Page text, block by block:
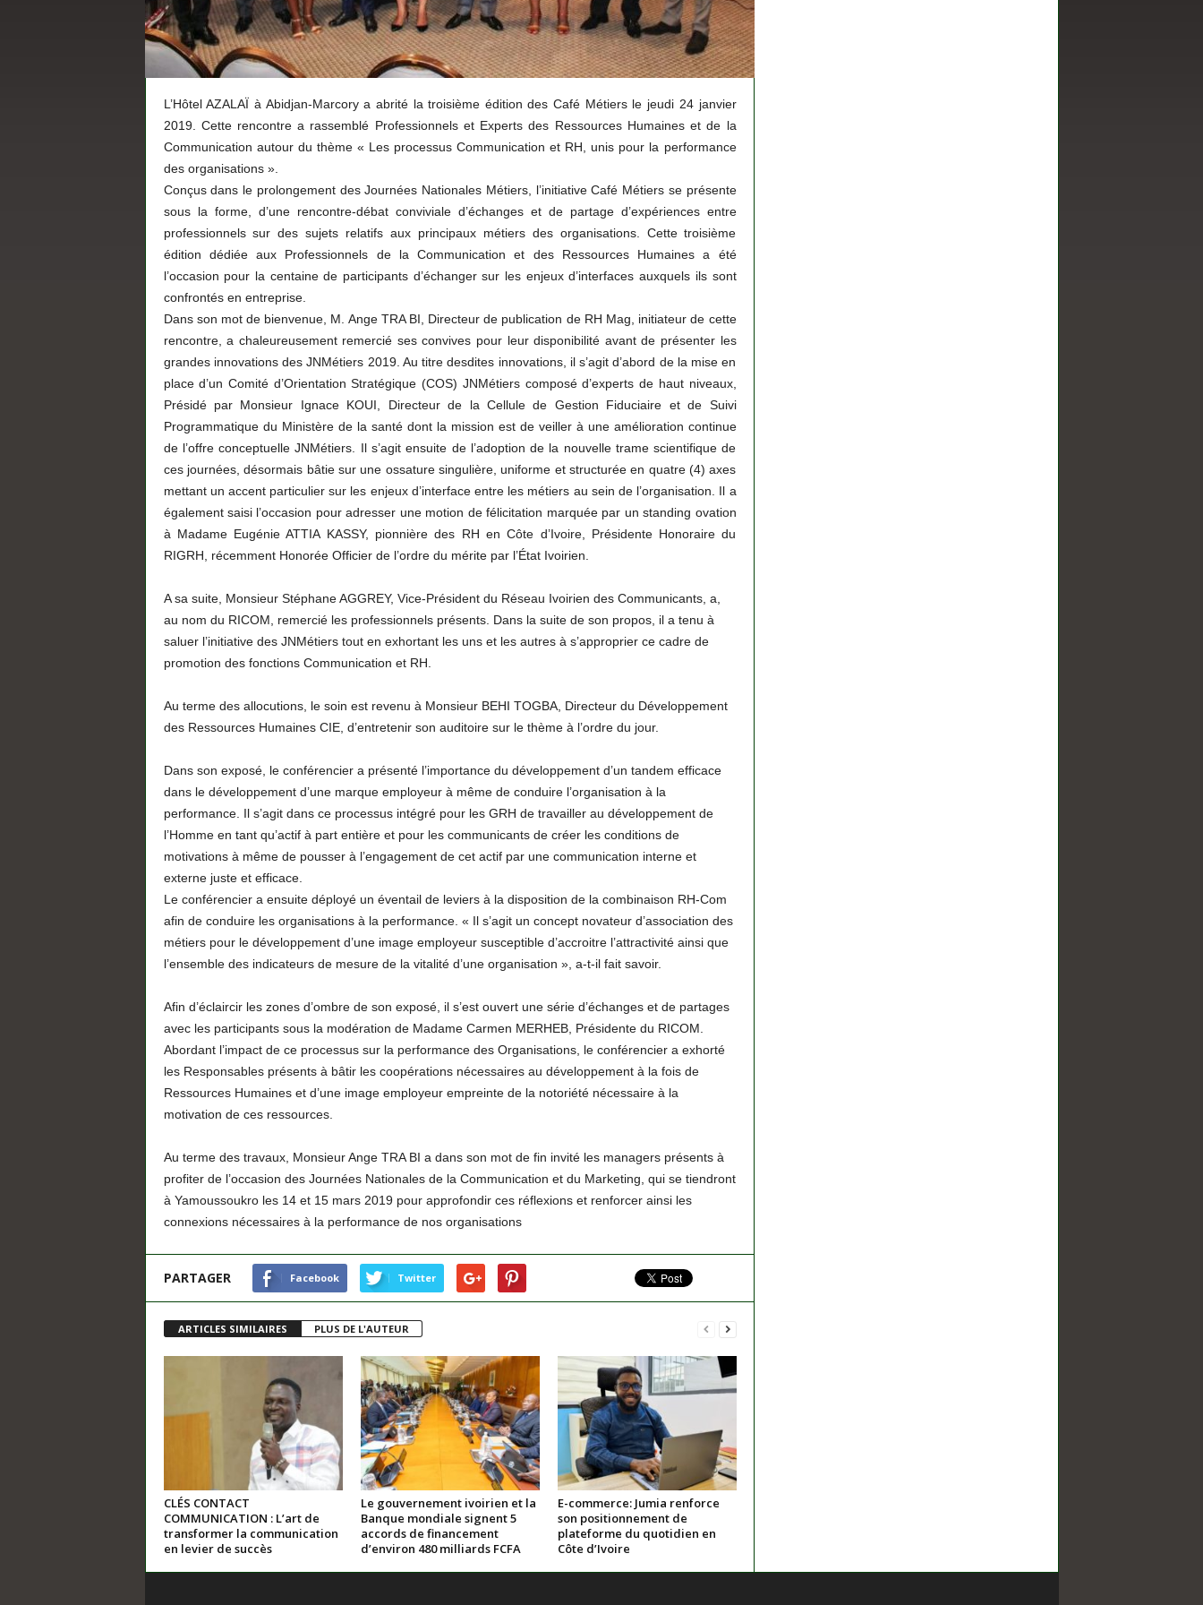
L’Hôtel AZALAÏ à Abidjan-Marcory a abrité la troisième édition des Café Métiers le jeudi 24 janvier
2019. Cette rencontre a rassemblé Professionnels et Experts des Ressources Humaines et de la
Communication autour du thème « Les processus Communication et RH, unis pour la performance
des organisations ».
Conçus dans le prolongement des Journées Nationales Métiers, l’initiative Café Métiers se présente
sous la forme, d’une rencontre-débat conviviale d’échanges et de partage d’expériences entre
professionnels sur des sujets relatifs aux principaux métiers des organisations. Cette troisième
édition dédiée aux Professionnels de la Communication et des Ressources Humaines a été
l’occasion pour la centaine de participants d’échanger sur les enjeux d’interfaces auxquels ils sont
confrontés en entreprise.
Dans son mot de bienvenue, M. Ange TRA BI, Directeur de publication de RH Mag, initiateur de cette
rencontre, a chaleureusement remercié ses convives pour leur disponibilité avant de présenter les
grandes innovations des JNMétiers 2019. Au titre desdites innovations, il s’agit d’abord de la mise en
place d’un Comité d’Orientation Stratégique (COS) JNMétiers composé d’experts de haut niveaux,
Présidé par Monsieur Ignace KOUI, Directeur de la Cellule de Gestion Fiduciaire et de Suivi
Programmatique du Ministère de la santé dont la mission est de veiller à une amélioration continue
de l’offre conceptuelle JNMétiers. Il s’agit ensuite de l’adoption de la nouvelle trame scientifique de
ces journées, désormais bâtie sur une ossature singulière, uniforme et structurée en quatre (4) axes
mettant un accent particulier sur les enjeux d’interface entre les métiers au sein de l’organisation. Il a
également saisi l’occasion pour adresser une motion de félicitation marquée par un standing ovation
à Madame Eugénie ATTIA KASSY, pionnière des RH en Côte d’Ivoire, Présidente Honoraire du
RIGRH, récemment Honorée Officier de l’ordre du mérite par l’État Ivoirien.
A sa suite, Monsieur Stéphane AGGREY, Vice-Président du Réseau Ivoirien des Communicants, a,
au nom du RICOM, remercié les professionnels présents. Dans la suite de son propos, il a tenu à
saluer l’initiative des JNMétiers tout en exhortant les uns et les autres à s’approprier ce cadre de
promotion des fonctions Communication et RH.
Au terme des allocutions, le soin est revenu à Monsieur BEHI TOGBA, Directeur du Développement
des Ressources Humaines CIE, d’entretenir son auditoire sur le thème à l’ordre du jour.
Dans son exposé, le conférencier a présenté l’importance du développement d’un tandem efficace
dans le développement d’une marque employeur à même de conduire l’organisation à la
performance. Il s’agit dans ce processus intégré pour les GRH de travailler au développement de
l’Homme en tant qu’actif à part entière et pour les communicants de créer les conditions de
motivations à même de pousser à l’engagement de cet actif par une communication interne et
externe juste et efficace.
Le conférencier a ensuite déployé un éventail de leviers à la disposition de la combinaison RH-Com
afin de conduire les organisations à la performance. « Il s’agit un concept novateur d’association des
métiers pour le développement d’une image employeur susceptible d’accroitre l’attractivité ainsi que
l’ensemble des indicateurs de mesure de la vitalité d’une organisation », a-t-il fait savoir.
Afin d’éclaircir les zones d’ombre de son exposé, il s’est ouvert une série d’échanges et de partages
avec les participants sous la modération de Madame Carmen MERHEB, Présidente du RICOM.
Abordant l’impact de ce processus sur la performance des Organisations, le conférencier a exhorté
les Responsables présents à bâtir les coopérations nécessaires au développement à la fois de
Ressources Humaines et d’une image employeur empreinte de la notoriété nécessaire à la
motivation de ces ressources.
Au terme des travaux, Monsieur Ange TRA BI a dans son mot de fin invité les managers présents à
profiter de l’occasion des Journées Nationales de la Communication et du Marketing, qui se tiendront
à Yamoussoukro les 14 et 15 mars 2019 pour approfondir ces réflexions et renforcer ainsi les
connexions nécessaires à la performance de nos organisations
PARTAGER Facebook Twitter
ARTICLES SIMILAIRES PLUS DE L'AUTEUR
CLÉS CONTACT
COMMUNICATION : L’art de
transformer la communication
en levier de succès
Le gouvernement ivoirien et la
Banque mondiale signent 5
accords de financement
d’environ 480 milliards FCFA
E-commerce: Jumia renforce
son positionnement de
plateforme du quotidien en
Côte d’Ivoire